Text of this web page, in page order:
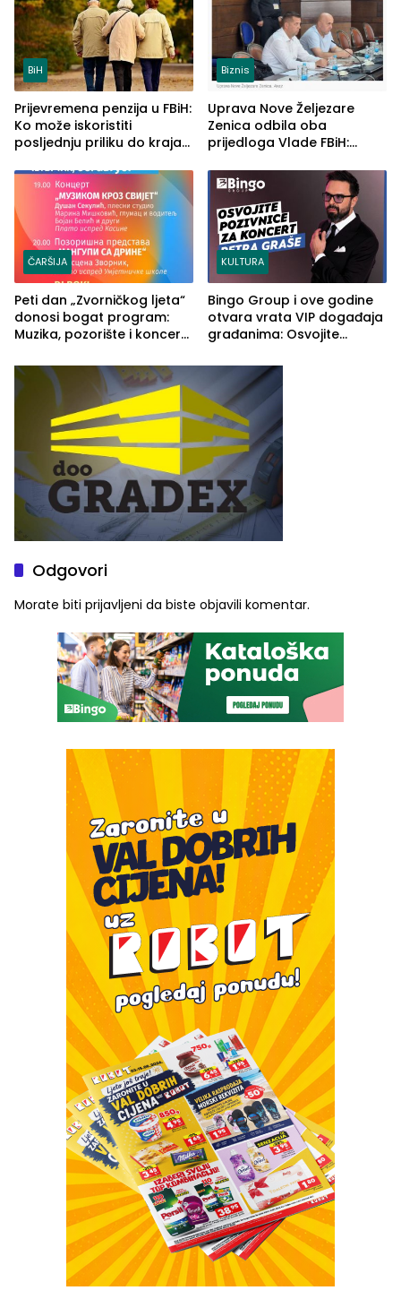
BiH
Prijevremena penzija u FBiH:
Ko može iskoristiti
posljednju priliku do kraja
Biznis
Uprava Nove Željezare
Zenica odbila oba
prijedloga Vlade FBiH:
rješenje
ČARŠIJA
Peti dan „Zvorničkog ljeta“
donosi bogat program:
Muzika, pozorište i koncert
KULTURA
Bingo Group i ove godine
otvara vrata VIP događaja
građanima: Osvojite
Graše
Odgovori
Morate biti prijavljeni da biste objavili komentar.